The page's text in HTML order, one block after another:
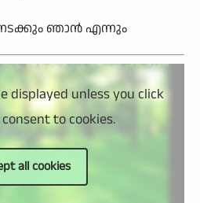
ഞാന്‍ എന്നും
displayed unless you click
to cookies.
all cookies